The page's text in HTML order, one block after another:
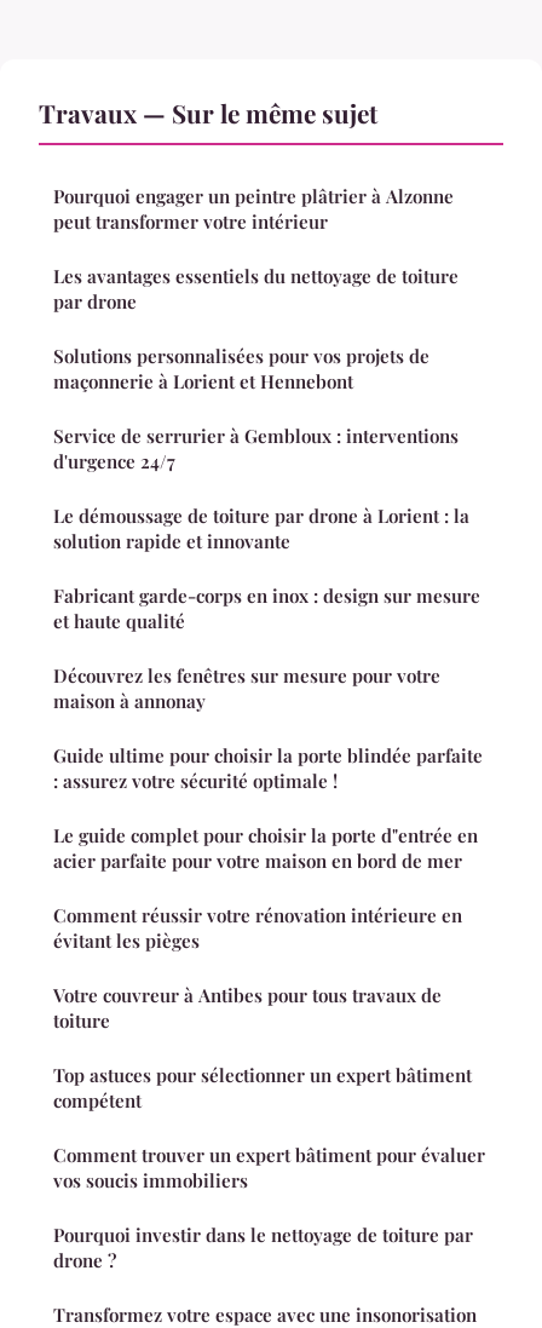
Travaux — Sur le même sujet
Pourquoi engager un peintre plâtrier à Alzonne
peut transformer votre intérieur
Les avantages essentiels du nettoyage de toiture
par drone
Solutions personnalisées pour vos projets de
maçonnerie à Lorient et Hennebont
Service de serrurier à Gembloux : interventions
d'urgence 24/7
Le démoussage de toiture par drone à Lorient : la
solution rapide et innovante
Fabricant garde-corps en inox : design sur mesure
et haute qualité
Découvrez les fenêtres sur mesure pour votre
maison à annonay
Guide ultime pour choisir la porte blindée parfaite
: assurez votre sécurité optimale !
Le guide complet pour choisir la porte d"entrée en
acier parfaite pour votre maison en bord de mer
Comment réussir votre rénovation intérieure en
évitant les pièges
Votre couvreur à Antibes pour tous travaux de
toiture
Top astuces pour sélectionner un expert bâtiment
compétent
Comment trouver un expert bâtiment pour évaluer
vos soucis immobiliers
Pourquoi investir dans le nettoyage de toiture par
drone ?
Transformez votre espace avec une insonorisation